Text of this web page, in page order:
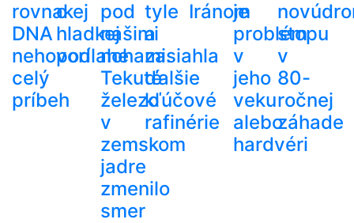
rovnakej
DNA
nehovorí
celý
príbeh
o
hladkej
podlahe
pod
našimi
nohami.
Tekuté
železo
v
zemskom
jadre
zmenilo
smer
tyle
a
zasiahla
ďalšie
kľúčové
rafinérie
Iránom
je
problém
v
jeho
veku
alebo
hardvéri
novú
stopu
v
80-
ročnej
záhade